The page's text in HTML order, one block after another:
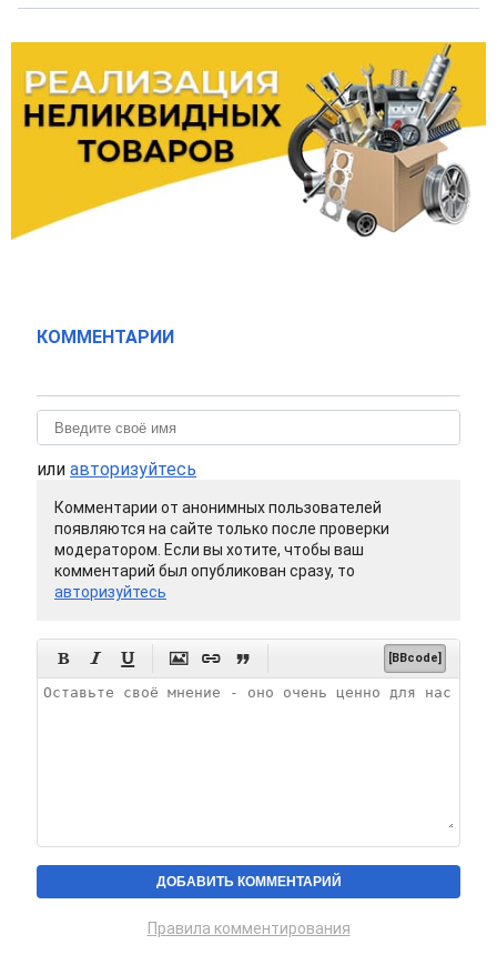
КОММЕНТАРИИ
или авторизуйтесь
Комментарии от анонимных пользователей
появляются на сайте только после проверки
модератором. Если вы хотите, чтобы ваш
комментарий был опубликован сразу, то
авторизуйтесь
      [BBcode]
Правила комментирования